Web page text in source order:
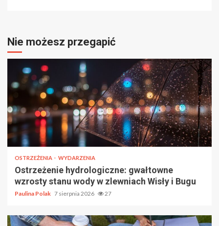
Nie możesz przegapić
OSTRZEŻENIA WYDARZENIA
Ostrzeżenie hydrologiczne: gwałtowne
wzrosty stanu wody w zlewniach Wisły i Bugu
Paulina Polak 7 sierpnia 2026 27